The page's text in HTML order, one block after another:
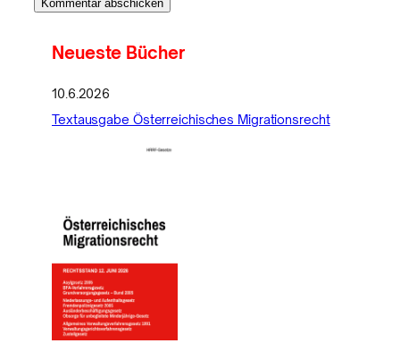
Neueste Bücher
10.6.2026
Textausgabe Österreichisches Migrationsrecht